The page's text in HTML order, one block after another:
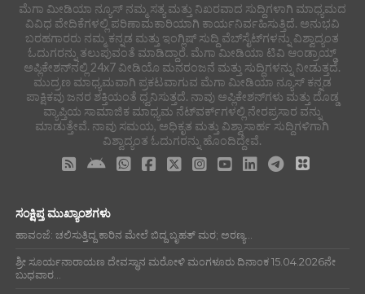
ಮೆಗಾ ಮೀಡಿಯಾ ನ್ಯೂಸ್ ನಮ್ಮ ಸತ್ಯ ಮತ್ತು ನಿಖರವಾದ ಸುದ್ದಿಗಳಾಗಿ ಮಾಧ್ಯಮದ
ವಿವಿಧ ವೇದಿಕೆಗಳಲ್ಲಿ ಪರಿಣಾಮಕಾರಿಯಾಗಿ ಕಾರ್ಯನಿರ್ವಹಿಸುತ್ತಿದೆ. ಅನುಭವಿ
ಬರಹಗಾರರು ನಮ್ಮ ಕನ್ನಡ ಮತ್ತು ಇಂಗ್ಲಿಷ್ ಸುದ್ದಿ ವೆಬ್‌ಸೈಟ್‌ಗಳನ್ನು ವಿಶ್ವಾದ್ಯಂತ
ಓದುಗರನ್ನು ತಲುಪುವಂತೆ ಮಾಡಿದ್ದಾರೆ. ಮೆಗಾ ಮೀಡಿಯಾ ಟಿವಿ ಆಂಡ್ರಾಯ್ಡ್
ಅಪ್ಲಿಕೇಶನ್‌ನಲ್ಲಿ 24x7 ವೀಡಿಯೊ ಮನರಂಜನೆ ಮತ್ತು ಸುದ್ದಿಗಳನ್ನು ನೀಡುತ್ತದೆ.
ಮುದ್ರಣ ಮಾಧ್ಯಮವಾಗಿ ಪ್ರಕಟವಾಗುವ ಮೆಗಾ ಮೀಡಿಯಾ ನ್ಯೂಸ್ ಕನ್ನಡ
ಪಾಕ್ಷಿಕವು ಜನರ ಶಕ್ತಿಯಂತೆ ಧ್ವನಿಸುತ್ತದೆ. ನಾವು ಅಪ್ಲಿಕೇಶನ್‌ಗಳು ಮತ್ತು ದೊಡ್ಡ
ವ್ಯಾಪ್ತಿಯ ಸಾಮಾಜಿಕ ಮಾಧ್ಯಮ ನೆಟ್‌ವರ್ಕ್‌ಗಳಲ್ಲಿ ನೇರಪ್ರಸಾರ ವನ್ನು
ಮಾಡುತ್ತೇವೆ. ನಾವು ಸಮಯ, ಅಧಿಕೃತ ಮತ್ತು ವಿಶ್ವಾಸಾರ್ಹ ಸುದ್ದಿಗಳಿಗಾಗಿ
ವಿಶ್ವಾದ್ಯಂತ ಓದುಗರನ್ನು ಹೊಂದಿದ್ದೇವೆ.
ಸಂಕ್ಷಿಪ್ತ ಮುಖ್ಯಾಂಶಗಳು
ಹಾವಂಜೆ: ಚಲಿಸುತ್ತಿದ್ದ ಕಾರಿನ ಮೇಲೆ ಬಿದ್ದ ಬೃಹತ್ ಮರ; ಅರಣ್ಯ...
ಶ್ರೀ ಸೂರ್ಯನಾರಾಯಣ ದೇವಸ್ಥಾನ ಮರೋಳಿ ಮಂಗಳೂರು ದಿನಾಂಕ 15.04.2026ನೇ
ಬುಧವಾರ...